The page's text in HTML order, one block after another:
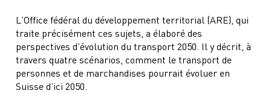
L’Office fédéral du développement territorial (ARE), qui
traite précisément ces sujets, a élaboré des
perspectives d’évolution du transport 2050. Il y décrit, à
travers quatre scénarios, comment le transport de
personnes et de marchandises pourrait évoluer en
Suisse d’ici 2050.